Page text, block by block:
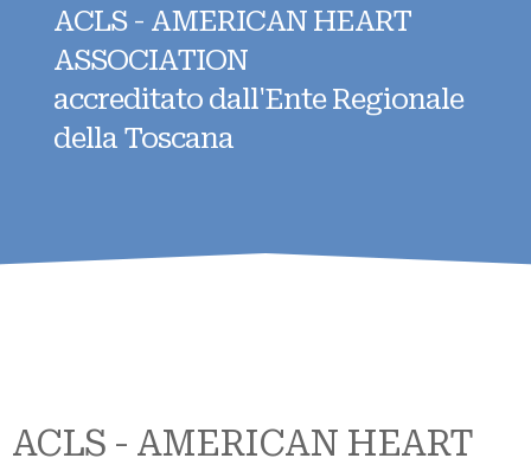
ACLS - AMERICAN HEART
ASSOCIATION
accreditato dall'Ente Regionale
della Toscana
ACLS - AMERICAN HEART